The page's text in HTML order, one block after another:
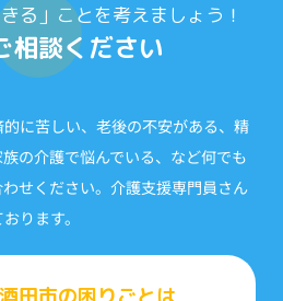
る」ことを考えましょう！
相談ください
に苦しい、老後の不安がある、精
の介護で悩んでいる、など何でも
せください。介護支援専門員さん
ります。